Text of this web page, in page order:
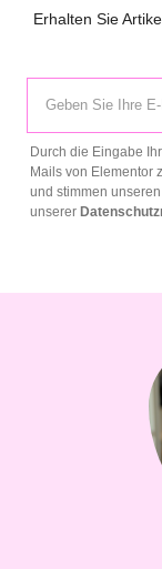
Erhalten Sie
Durch die Eingabe
Mails von Elementor
und stimmen unseren
unserer